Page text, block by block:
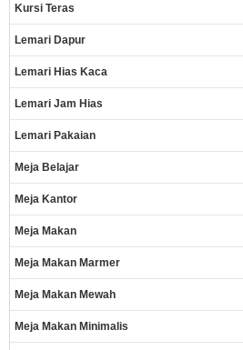
Kursi Teras
Lemari Dapur
Lemari Hias Kaca
Lemari Jam Hias
Lemari Pakaian
Meja Belajar
Meja Kantor
Meja Makan
Meja Makan Marmer
Meja Makan Mewah
Meja Makan Minimalis